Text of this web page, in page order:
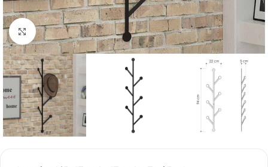
Κλικ για μεγέθυνση